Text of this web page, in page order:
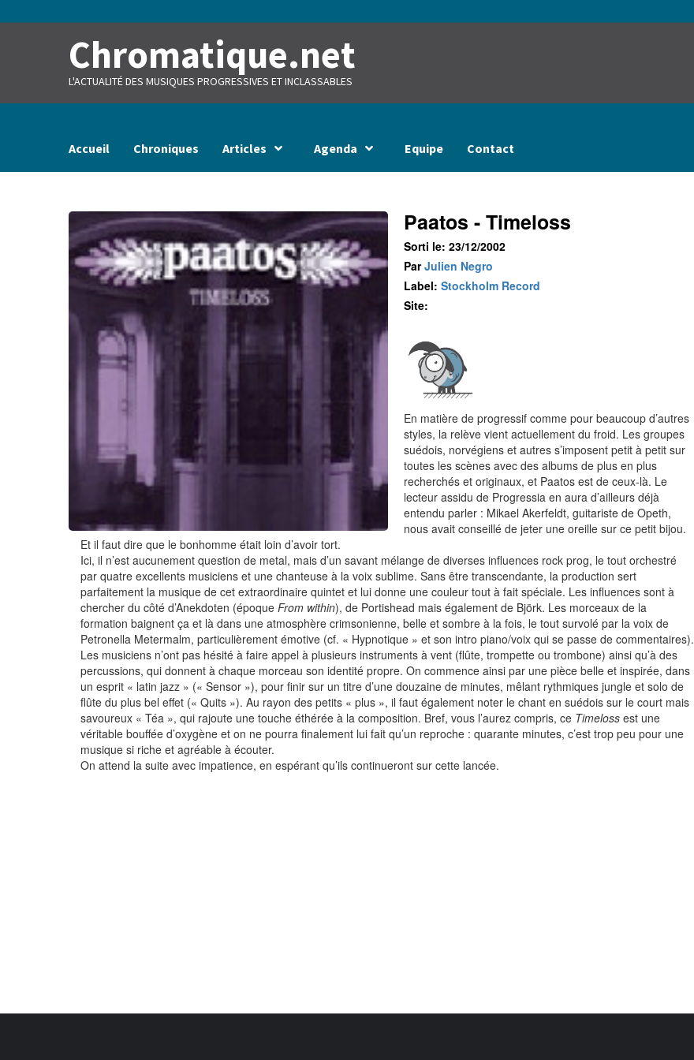
to
Chromatique.net
L'ACTUALITÉ DES MUSIQUES PROGRESSIVES ET INCLASSABLES
Accueil Chroniques Articles Agenda Equipe Contact
Paatos - Timeloss
Sorti le: 23/12/2002
ParJulien Negro
Label: Stockholm Record
Site:
En matière de progressif comme pour beaucoup d’autres
styles, la relève vient actuellement du froid. Les groupes
suédois, norvégiens et autres s’imposent petit à petit sur
toutes les scènes avec des albums de plus en plus
recherchés et originaux, et Paatos est de ceux-là. Le
lecteur assidu de Progressia en aura d’ailleurs déjà
entendu parler : Mikael Akerfeldt, guitariste de Opeth,
nous avait conseillé de jeter une oreille sur ce petit bijou.
Et il faut dire que le bonhomme était loin d’avoir tort.
Ici, il n’est aucunement question de metal, mais d’un savant mélange de diverses influences rock prog, le tout orchestré
par quatre excellents musiciens et une chanteuse à la voix sublime. Sans être transcendante, la production sert
parfaitement la musique de cet extraordinaire quintet et lui donne une couleur tout à fait spéciale. Les influences sont à
chercher du côté d’Anekdoten (époque From within), de Portishead mais également de Björk. Les morceaux de la
formation baignent ça et là dans une atmosphère crimsonienne, belle et sombre à la fois, le tout survolé par la voix de
Petronella Metermalm, particulièrement émotive (cf. « Hypnotique » et son intro piano/voix qui se passe de commentaires).
Les musiciens n’ont pas hésité à faire appel à plusieurs instruments à vent (flûte, trompette ou trombone) ainsi qu’à des
percussions, qui donnent à chaque morceau son identité propre. On commence ainsi par une pièce belle et inspirée, dans
un esprit « latin jazz » (« Sensor »), pour finir sur un titre d’une douzaine de minutes, mêlant rythmiques jungle et solo de
flûte du plus bel effet (« Quits »). Au rayon des petits « plus », il faut également noter le chant en suédois sur le court mais
savoureux « Téa », qui rajoute une touche éthérée à la composition. Bref, vous l’aurez compris, ce Timeloss est une
véritable bouffée d’oxygène et on ne pourra finalement lui fait qu’un reproche : quarante minutes, c’est trop peu pour une
musique si riche et agréable à écouter.
On attend la suite avec impatience, en espérant qu’ils continueront sur cette lancée.